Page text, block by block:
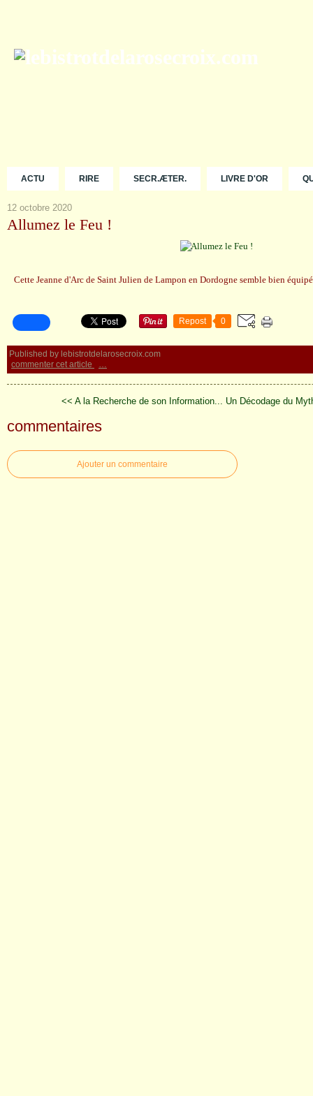
ACTU RIRE SECR.ÆTER. LIVRE D'OR
12 octobre 2020
Allumez le Feu !
Cette Jeanne d'Arc de Saint Julien de Lampon en Dordogne semble bien
Repost 0
Published by lebistrotdelarosecroix.com
commenter cet article
…
<< A la Recherche de son Information... Un Décodage du
commentaires
Ajouter un commentaire